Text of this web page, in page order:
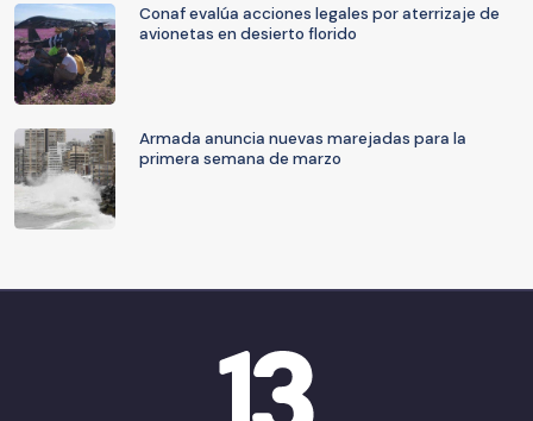
Conaf evalúa acciones legales por aterrizaje de
avionetas en desierto florido
Armada anuncia nuevas marejadas para la
primera semana de marzo